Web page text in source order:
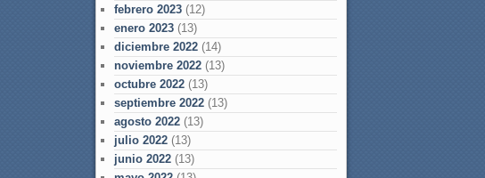
febrero 2023 (12)
enero 2023 (13)
diciembre 2022 (14)
noviembre 2022 (13)
octubre 2022 (13)
septiembre 2022 (13)
agosto 2022 (13)
julio 2022 (13)
junio 2022 (13)